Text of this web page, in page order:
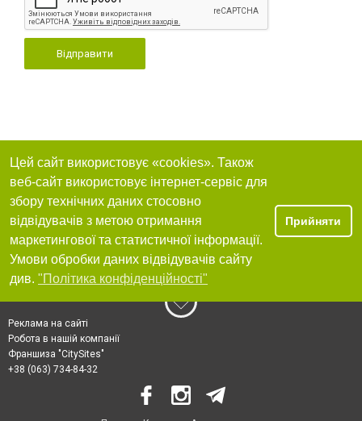
Відправити
Цей сайт використовує «cookies». Також
веб-сайт використовує інтернет-сервіс для
збору технічних даних стосовно
відвідувачів з метою отримання
маркетингової та статистичної інформації.
Умови обробки даних відвідувачів сайту
див. "Політика конфіденційності"
Прийняти
Реклама на сайті
Робота в нашій компанії
Франшиза "CitySites"
+38 (063) 734-84-32